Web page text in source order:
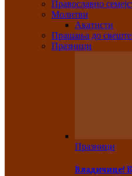
Православно
Молитви
Акатисти
Прашања до
Празници
Празници
Владичице!